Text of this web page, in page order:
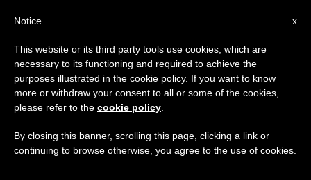
TESTIMONIOS
×
Aviso importante
Del 27 de julio al 7 de agosto haremos la pausa
anual, aprovechando que en el periodo de verano
se generan menos informaciones y también el
x
Notice
This website or its third party tools use cookies, which are
necessary to its functioning and required to achieve the
purposes illustrated in the cookie policy. If you want to know
more or withdraw your consent to all or some of the cookies,
please refer to the cookie policy
By closing this banner, scrolling this page, clicking a link or
continuing to browse otherwise, you agree to the use of cookies.